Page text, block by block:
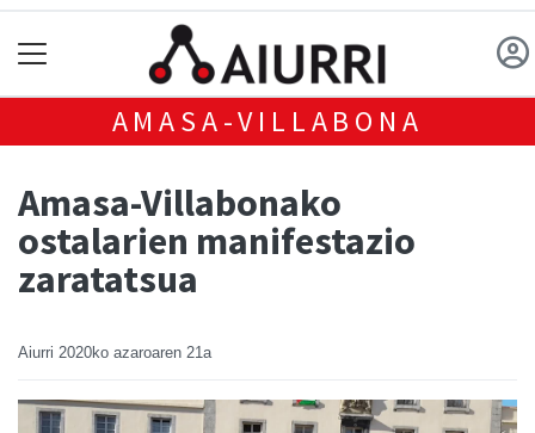
AMASA-VILLABONA
Amasa-Villabonako
ostalarien manifestazio
zaratatsua
Aiurri 2020ko azaroaren 21a